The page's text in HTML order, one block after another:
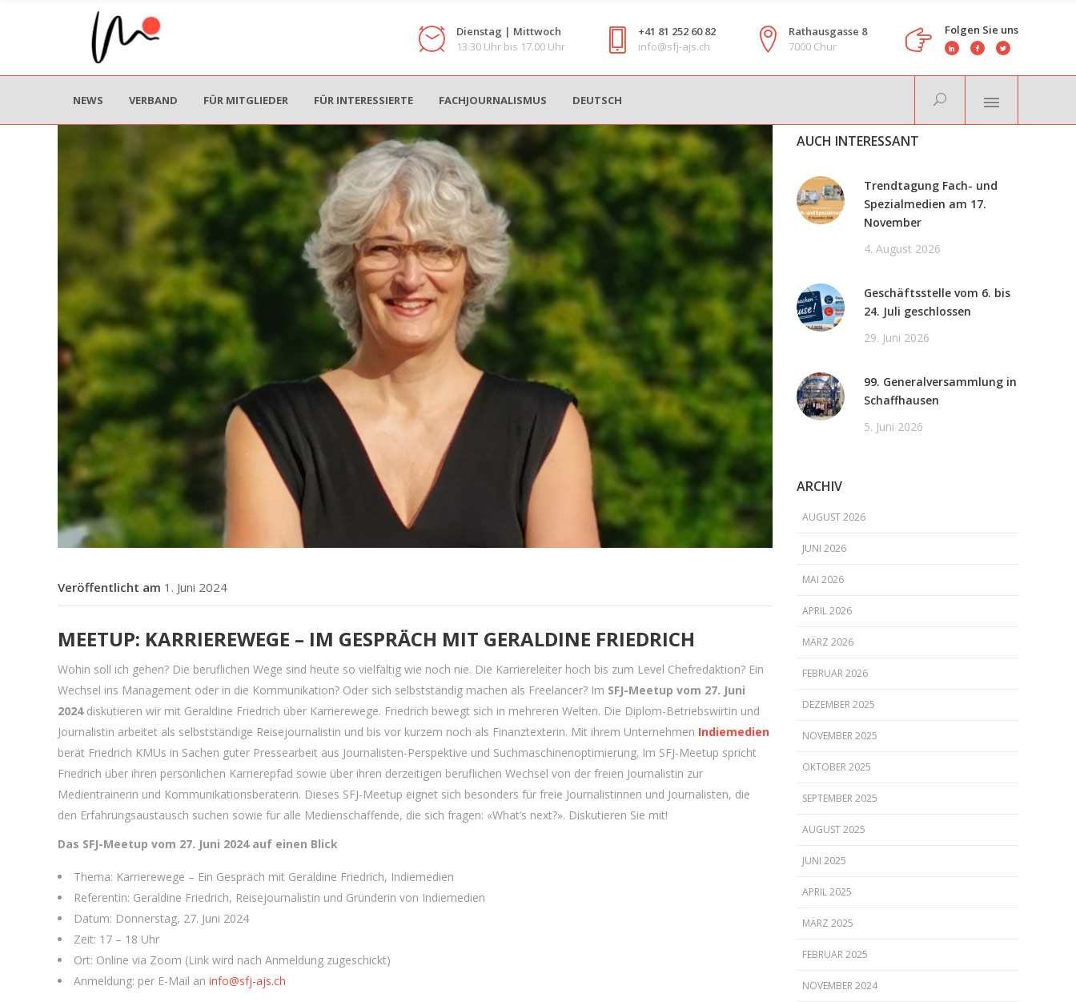
Dienstag | Mittwoch
13.30 Uhr bis 17.00 Uhr
+41 81 252 60 82
info@sfj-ajs.ch
Rathausgasse 8
7000 Chur
Folgen Sie uns
NEWS VERBAND FÜR MITGLIEDER FÜR INTERESSIERTE FACHJOURNALISMUS DEUTSCH
1. Juni 2024
MEETUP: KARRIEREWEGE – IM GESPRÄCH MIT GERALDINE FRIEDRICH
Wohin soll ich gehen? Die beruflichen Wege sind heute so vielfältig wie noch nie. Die Karriereleiter hoch bis zum Level Chefredaktion? Ein
Wechsel ins Management oder in die Kommunikation? Oder sich selbstständig machen als Freelancer? Im SFJ-Meetup vom 27. Juni
2024diskutieren wir mit Geraldine Friedrich über Karrierewege. Friedrich bewegt sich in mehreren Welten. Die Diplom-Betriebswirtin und
Journalistin arbeitet als selbstständige Reisejournalistin und bis vor kurzem noch als Finanztexterin. Mit ihrem Unternehmen Indiemedien
berät Friedrich KMUs in Sachen guter Pressearbeit aus Journalisten-Perspektive und Suchmaschinenoptimierung. Im SFJ-Meetup spricht
Friedrich über ihren persönlichen Karrierepfad sowie über ihren derzeitigen beruflichen Wechsel von der freien Journalistin zur
Medientrainerin und Kommunikationsberaterin. Dieses SFJ-Meetup eignet sich besonders für freie Journalistinnen und Journalisten, die
den Erfahrungsaustausch suchen sowie für alle Medienschaffende, die sich fragen: «What’s next?». Diskutieren Sie mit!
Das SFJ-Meetup vom 27. Juni 2024 auf einen Blick
Thema: Karrierewege – Ein Gespräch mit Geraldine Friedrich, Indiemedien
Referentin: Geraldine Friedrich, Reisejournalistin und Gründerin von Indiemedien
Datum: Donnerstag, 27. Juni 2024
Zeit: 17 – 18 Uhr
Ort: Online via Zoom (Link wird nach Anmeldung zugeschickt)
Anmeldung: per E-Mail an info@sfj-ajs.ch
AUCH INTERESSANT
Trendtagung Fach- und
Spezialmedien am 17.
November
4. August 2026
Geschäftsstelle vom 6. bis
24. Juli geschlossen
29. Juni 2026
99. Generalversammlung in
Schaffhausen
5. Juni 2026
ARCHIV
AUGUST 2026
JUNI 2026
MAI 2026
APRIL 2026
MÄRZ 2026
FEBRUAR 2026
DEZEMBER 2025
NOVEMBER 2025
OKTOBER 2025
SEPTEMBER 2025
AUGUST 2025
JUNI 2025
APRIL 2025
MÄRZ 2025
FEBRUAR 2025
NOVEMBER 2024